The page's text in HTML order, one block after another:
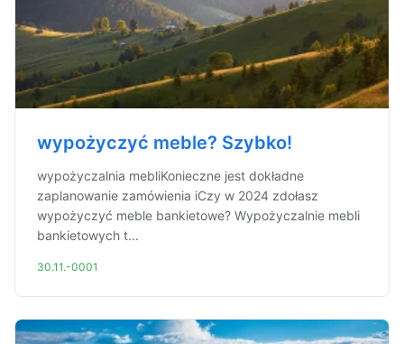
wypożyczyć meble? Szybko!
wypożyczalnia mebliKonieczne jest dokładne
zaplanowanie zamówienia iCzy w 2024 zdołasz
wypożyczyć meble bankietowe? Wypożyczalnie mebli
bankietowych t...
30.11.-0001